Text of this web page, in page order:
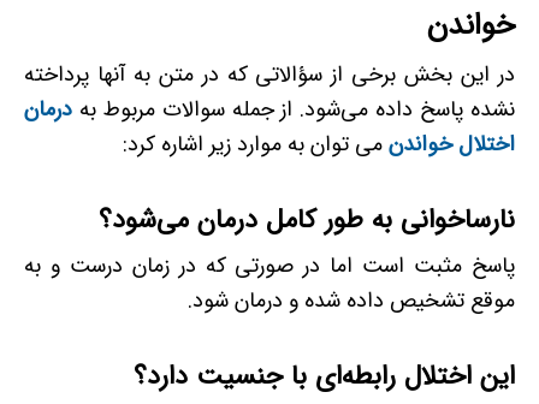
خواندن
در این بخش برخی از سؤالاتی که در متن به آنها پرداخته
نشده پاسخ داده می‌شود. از جمله سوالات مربوط به درمان
اختلال خواندنمی توان به موارد زیر اشاره کرد:
نارساخوانی به ­طور کامل درمان می‌شود؟
پاسخ مثبت است اما در صورتی که در زمان درست و به
موقع تشخیص داده شده و درمان شود.
این اختلال رابطه‌ای با جنسیت دارد؟